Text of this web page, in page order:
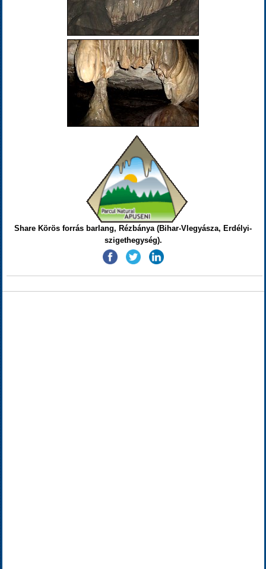
Share Körös forrás barlang, Rézbánya (Bihar-Vlegyásza, Erdélyi-
szigethegység).